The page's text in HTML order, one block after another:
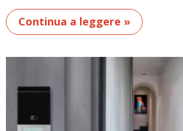
Continua a leggere »